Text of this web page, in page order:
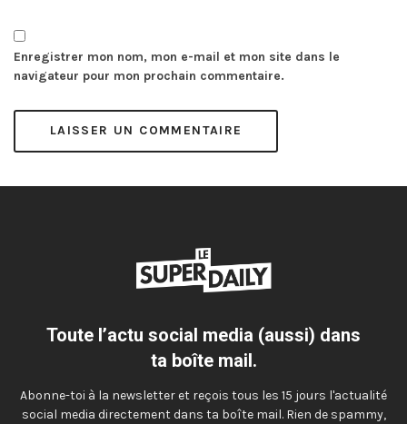
Enregistrer mon nom, mon e-mail et mon site dans le
navigateur pour mon prochain commentaire.
Toute l’actu social media (aussi) dans
ta boîte mail.
Abonne-toi à la newsletter et reçois tous les 15 jours l'actualité
social media directement dans ta boîte mail. Rien de spammy,